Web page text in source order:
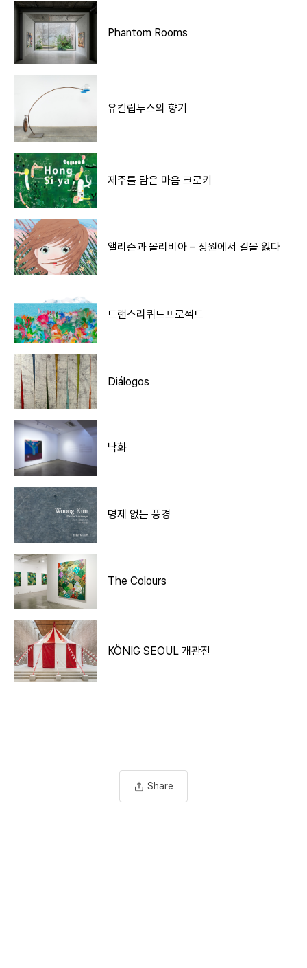
Phantom Rooms
유칼립투스의 향기
제주를 담은 마음 크로키
앨리슨과 올리비아 – 정원에서 길을 잃다
트랜스리퀴드프로젝트
Diálogos
낙화
명제 없는 풍경
The Colours
KÖNIG SEOUL 개관전
Share